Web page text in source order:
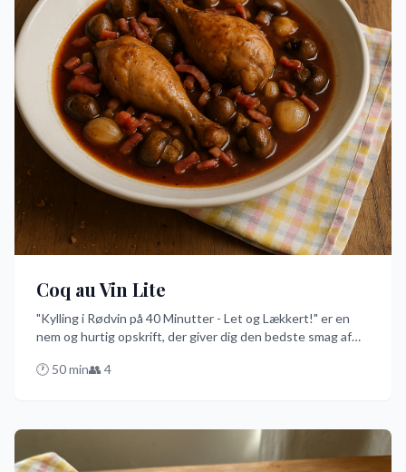
Coq au Vin Lite
"Kylling i Rødvin på 40 Minutter - Let og Lækkert!" er en
nem og hurtig opskrift, der giver dig den bedste smag af
kyllingebryst, rødvin og champignoner skaber du en let og
🕐 50min👥 4